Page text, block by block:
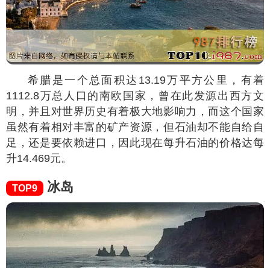
希腊是一个总面积达13.19万平方公里，有着
1112.8万总人口的南欧国家，曾在此发源出西方文
明，并且对世界历史有着极大地影响力，而这个国家
虽然有着相对丰富的矿产资源，但石油却不能自给自
足，还是要依赖进口，因此现在每升石油的价格达每
升14.469元。
TOP9 冰岛